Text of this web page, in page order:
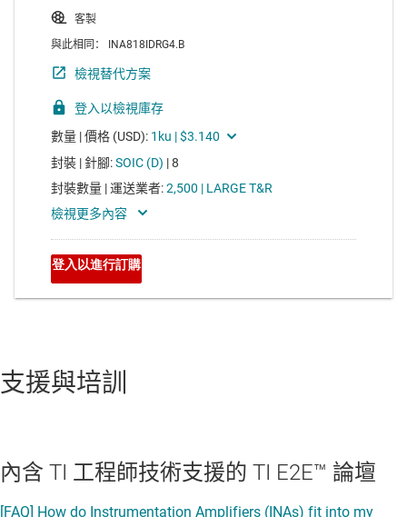
支援與培訓
內含 TI 工程師技術支援的 TI E2E™ 論壇